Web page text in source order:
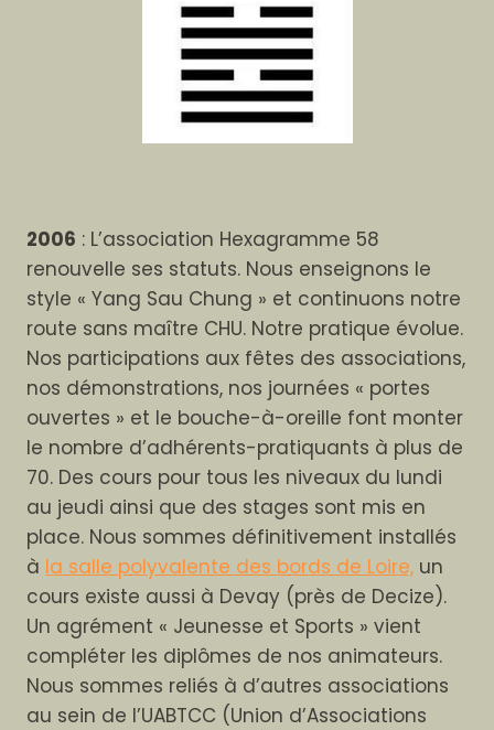
2006 : L’association Hexagramme 58
renouvelle ses statuts. Nous enseignons le
style « Yang Sau Chung » et continuons notre
route sans maître CHU. Notre pratique évolue.
Nos participations aux fêtes des associations,
nos démonstrations, nos journées « portes
ouvertes » et le bouche-à-oreille font monter
le nombre d’adhérents-pratiquants à plus de
70. Des cours pour tous les niveaux du lundi
au jeudi ainsi que des stages sont mis en
place. Nous sommes définitivement installés
à la salle polyvalente des bords de Loire, un
cours existe aussi à Devay (près de Decize).
Un agrément « Jeunesse et Sports » vient
compléter les diplômes de nos animateurs.
Nous sommes reliés à d’autres associations
au sein de l’UABTCC (Union d’Associations